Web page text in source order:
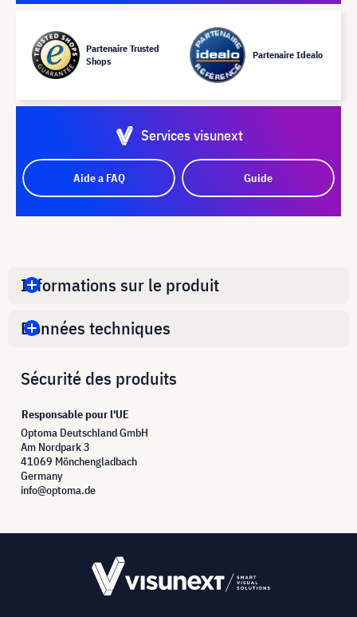
Partenaire Trusted
Shops
Partenaire Idealo
Services visunext
Aide a FAQ Guide
Informations sur le produit
Données techniques
Sécurité des produits
Responsable pour l'UE
Optoma Deutschland GmbH
Am Nordpark 3
41069 Mönchengladbach
Germany
info@optoma.de